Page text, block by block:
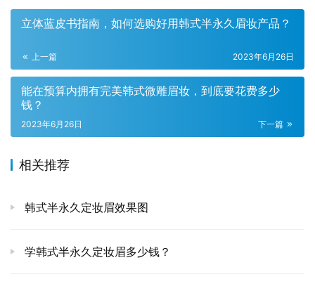
立体蓝皮书指南，如何选购好用韩式半永久眉妆产品？
上一篇 2023年6月26日
能在预算内拥有完美韩式微雕眉妆，到底要花费多少
钱？
下一篇
2023年6月26日
相关推荐
韩式半永久定妆眉效果图
学韩式半永久定妆眉多少钱？